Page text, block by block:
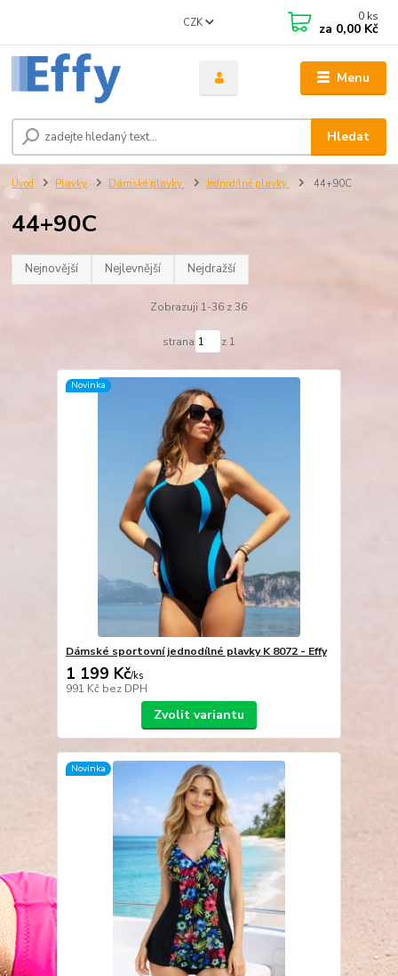
Menu
CZK
Hledat
0 ks
za 0,00 Kč
Úvod Plavky Dámské plavky Jednodílné plavky 44+90C
44+90C
Nejnovější Nejlevnější Nejdražší
Zobrazuji 1-36 z 36
strana z 1
Novinka
Dámské sportovní jednodílné plavky K 8072 - Effy
1 199 Kč/ks
991 Kč bez DPH
Zvolit variantu
Novinka